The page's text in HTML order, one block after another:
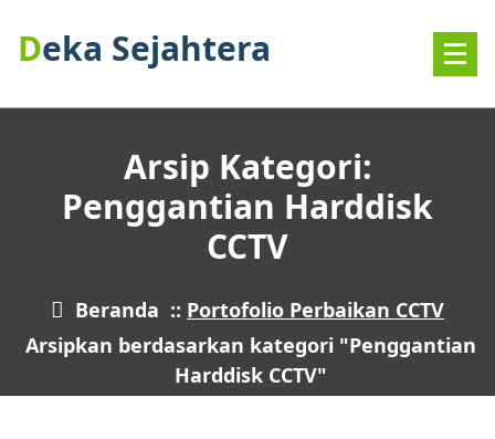
Deka Sejahtera
Arsip Kategori:
Penggantian Harddisk
CCTV
Beranda :: Portofolio Perbaikan CCTV
Arsipkan berdasarkan kategori "Penggantian
Harddisk CCTV"